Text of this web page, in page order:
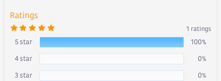
Ratings
5
0
0
s
a
r
1 ratings
5 star
100%
4 star
0%
3 star
0%